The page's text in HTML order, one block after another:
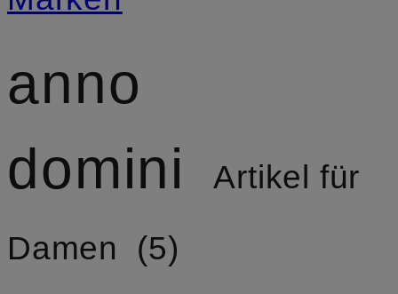
anno
domini
Artikel für
Damen
5